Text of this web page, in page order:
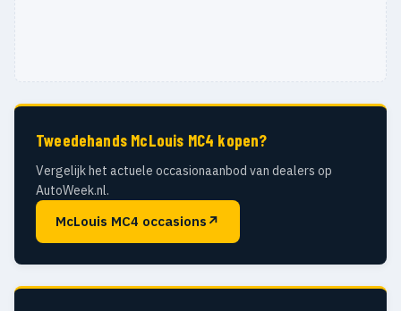
Tweedehands McLouis MC4 kopen?
Vergelijk het actuele occasionaanbod van dealers op
AutoWeek.nl.
McLouis MC4 occasions ↗